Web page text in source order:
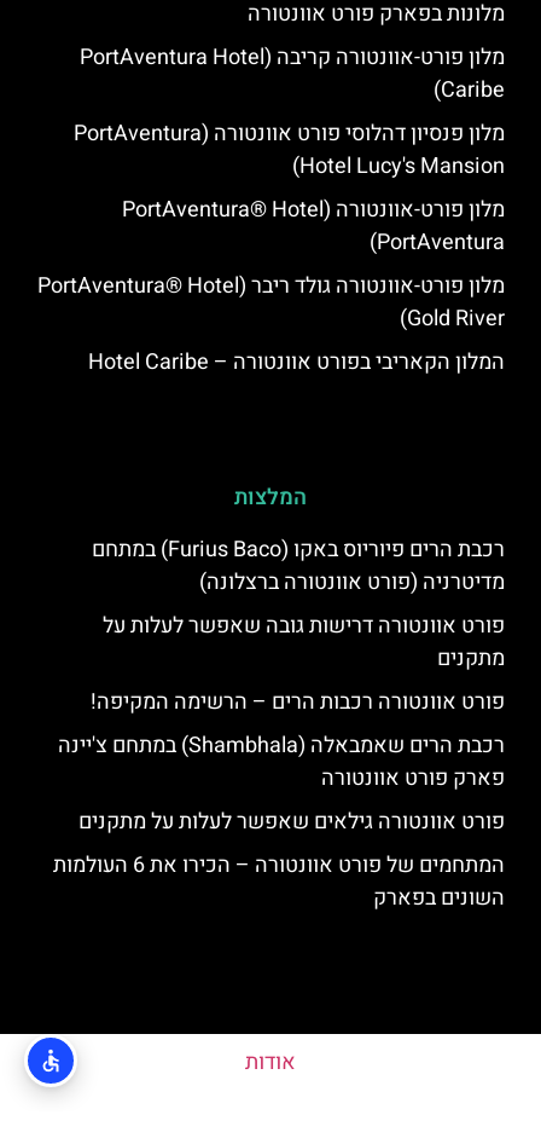
מלונות בפארק פורט אוונטורה
מלון פורט-אוונטורה קריבה (PortAventura Hotel
Caribe)
מלון פנסיון דהלוסי פורט אוונטורה (PortAventura
Hotel Lucy's Mansion‬)
מלון פורט-אוונטורה (PortAventura® Hotel
PortAventura)
מלון פורט-אוונטורה גולד ריבר (PortAventura® Hotel
Gold River)
המלון הקאריבי בפורט אוונטורה – Hotel Caribe
המלצות
רכבת הרים פיוריוס באקו (Furius Baco) במתחם
מדיטרניה (פורט אוונטורה ברצלונה)
פורט אוונטורה דרישות גובה שאפשר לעלות על
מתקנים
פורט אוונטורה רכבות הרים – הרשימה המקיפה!
רכבת הרים שאמבאלה (Shambhala) במתחם צ'יינה
פארק פורט אוונטורה
פורט אוונטורה גילאים שאפשר לעלות על מתקנים
המתחמים של פורט אוונטורה – הכירו את 6 העולמות
השונים בפארק
אודות